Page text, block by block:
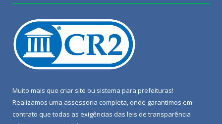
Muito mais que criar site ou sistema para prefeituras!
Realizamos uma assessoria completa, onde garantimos em
contrato que todas as exigências das leis de transparência